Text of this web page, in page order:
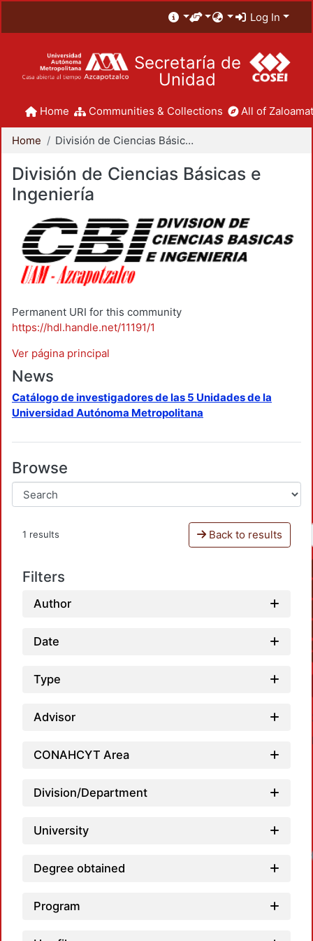
Log In
Secretaría de
Unidad
Home Communities & Collections All of
Home División de Ciencias Básicas e Ingeniería
División de Ciencias Básicas e
Ingeniería
Permanent URI for this community
https://hdl.handle.net/11191/1
Ver página principal
News
Catálogo de investigadores de las 5 Unidades de la
Universidad Autónoma Metropolitana
Browse
1 results Back to results
Filters
Author
Date
Type
Advisor
CONAHCYT Area
Division/Department
University
Degree obtained
Program